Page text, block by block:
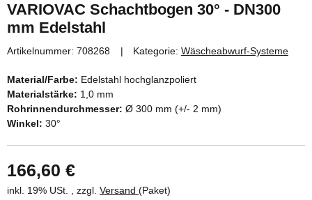
VARIOVAC Schachtbogen 30° - DN300
mm Edelstahl
Artikelnummer: 708268 Kategorie: Wäscheabwurf-Systeme
Material/Farbe: Edelstahl hochglanzpoliert
Materialstärke: 1,0 mm
Rohrinnendurchmesser: Ø 300 mm (+/- 2 mm)
Winkel: 30°
166,60 €
inkl. 19% USt. , zzgl. Versand (Paket)